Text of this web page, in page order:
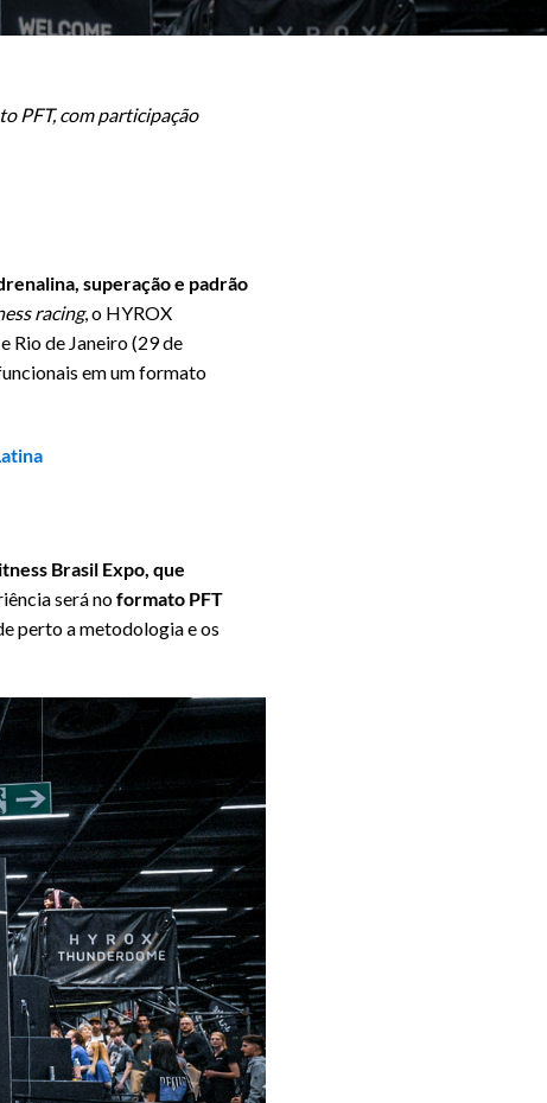
PFT, com participação
superação e padrão
racing, o HYROX
Rio de Janeiro (29 de
em um formato
Brasil Expo, que
será noformato PFT
perto a metodologia e os